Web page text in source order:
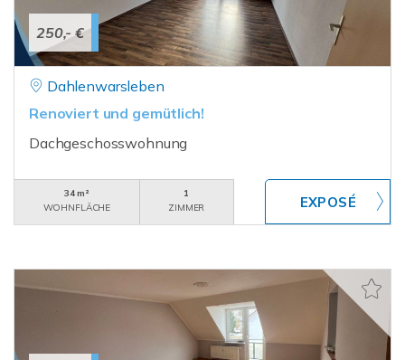
250,- €
Dahlenwarsleben
Renoviert und gemütlich!
Dachgeschosswohnung
34 m²
WOHNFLÄCHE
1
ZIMMER